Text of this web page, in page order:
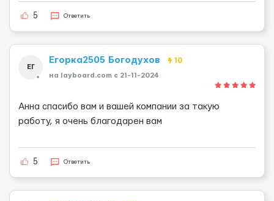
5 Ответить
ЕГ
Егорка2505 Богодухов 10
на layboard.com c 21-11-2024
Анна спасибо вам и вашей компании за такую
работу, я очень благодарен вам
5 Ответить